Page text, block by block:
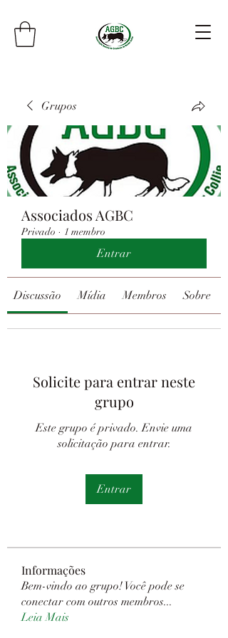
Grupos
Associados AGBC
Privado · 1 membro
Entrar
Discussão Mídia Membros Sobre
Solicite para entrar neste
grupo
Este grupo é privado. Envie uma
solicitação para entrar.
Entrar
Informações
Bem-vindo ao grupo! Você pode se
conectar com outros membros...
Leia Mais